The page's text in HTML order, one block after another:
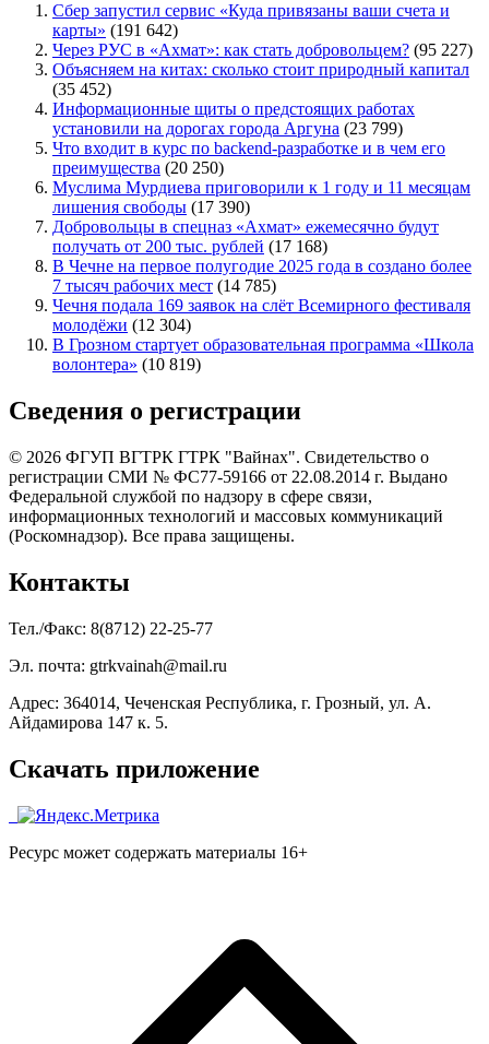
Сбер запустил сервис «Куда привязаны ваши счета и
карты» (191 642)
Через РУС в «Ахмат»: как стать добровольцем? (95 227)
Объясняем на китах: сколько стоит природный капитал
(35 452)
Информационные щиты о предстоящих работах
установили на дорогах города Аргуна (23 799)
Что входит в курс по backend-разработке и в чем его
преимущества (20 250)
Муслима Мурдиева приговорили к 1 году и 11 месяцам
лишения свободы (17 390)
Добровольцы в спецназ «Ахмат» ежемесячно будут
получать от 200 тыс. рублей (17 168)
В Чечне на первое полугодие 2025 года в создано более
7 тысяч рабочих мест (14 785)
Чечня подала 169 заявок на слёт Всемирного фестиваля
молодёжи (12 304)
В Грозном стартует образовательная программа «Школа
волонтера» (10 819)
Сведения о регистрации
© 2026 ФГУП ВГТРК ГТРК "Вайнах". Свидетельство о
регистрации СМИ № ФС77-59166 от 22.08.2014 г. Выдано
Федеральной службой по надзору в сфере связи,
информационных технологий и массовых коммуникаций
(Роскомнадзор). Все права защищены.
Контакты
Тел./Факс: 8(8712) 22-25-77
Эл. почта: gtrkvainah@mail.ru
Адрес: 364014, Чеченская Республика, г. Грозный, ул. А.
Айдамирова 147 к. 5.
Скачать приложение
Ресурс может содержать материалы 16+